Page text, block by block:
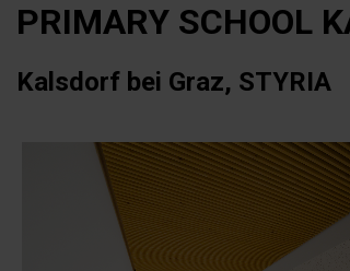
PRIMARY SCHOOL
Kalsdorf bei Graz, STYRIA